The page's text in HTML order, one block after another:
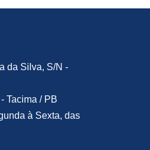
da Silva, S/N -
Tacima / PB
à Sexta, das